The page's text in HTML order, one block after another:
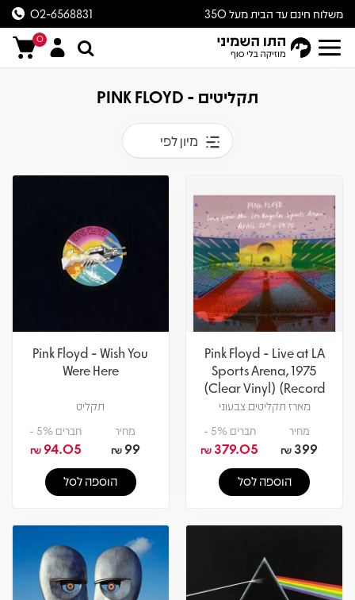
משלוח חינם עד הבית מעל 350
ש״ח
02-6568831
0
תקליטים - PINK FLOYD
מיון לפי
Pink Floyd - Live at LA
Sports Arena, 1975
(Clear Vinyl) (Record
Store Day 2026) 4LP
מארז תקליטים צבעוני
מחיר
399
₪
חברים 5% -
379.05
₪
הוספה לסל
Pink Floyd - Wish You
Were Here
תקליט
מחיר
99
₪
חברים 5% -
94.05
₪
הוספה לסל